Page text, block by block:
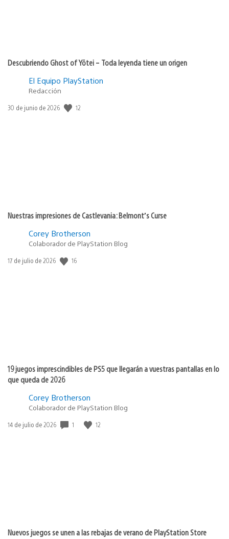
Descubriendo Ghost of Yōtei – Toda leyenda tiene un origen
El Equipo PlayStation
Redacción
Fecha
30 de junio de 2026 12
Nuestras impresiones de Castlevania: Belmont’s Curse
Corey Brotherson
Colaborador de PlayStation Blog
Fecha
17 de julio de 2026 16
19 juegos imprescindibles de PS5 que llegarán a vuestras pantallas en lo
que queda de 2026
Corey Brotherson
Colaborador de PlayStation Blog
Fecha
14 de julio de 2026 1 12
Nuevos juegos se unen a las rebajas de verano de PlayStation Store